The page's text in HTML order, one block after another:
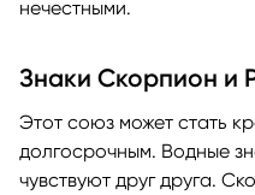
нечестными.
Знаки Скорпион и
Этот союз может стать
долгосрочным. Водные
чувствуют друг друга.